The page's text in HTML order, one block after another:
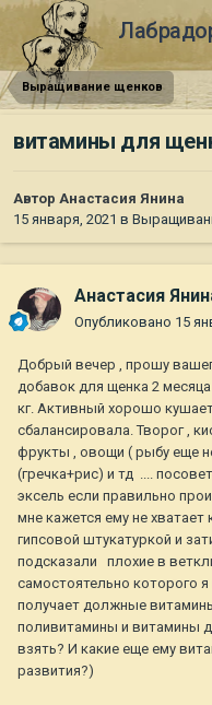
Выращивание щенков
витамины для
Автор Анастасия Янина
15 января, 2021 в
Анастасия
Опубликовано 15
Добрый вечер , прошу
добавок для щенка 2
кг. Активный хорошо
сбалансировала. Творог ,
фрукты , овощи ( рыбу еще
(гречка+рис) и тд ....
эксель если правильно
мне кажется ему не хватает
гипсовой штукатуркой и
подсказали плохие в
самостоятельно которого
получает должные
поливитамины и витамины
взять? И какие еще ему
развития?)